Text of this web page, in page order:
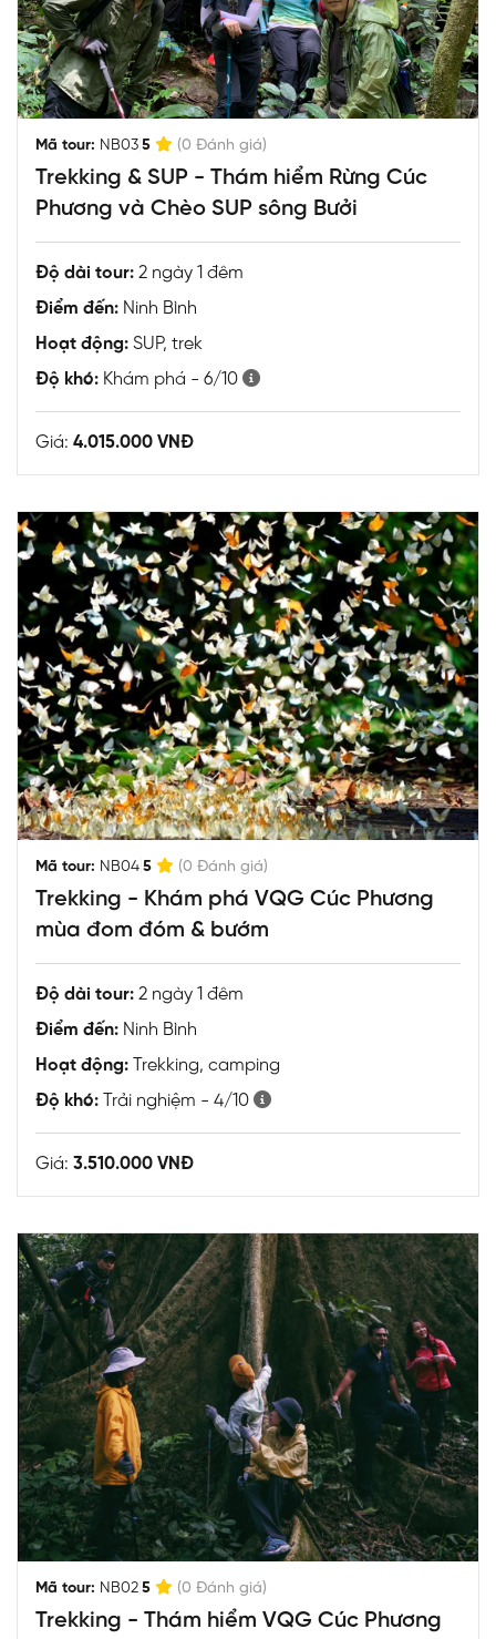
Mã tour: NB03 5 (0 Đánh giá)
Trekking & SUP - Thám hiểm Rừng Cúc
Phương và Chèo SUP sông Bưởi
Độ dài tour: 2 ngày 1 đêm
Điểm đến: Ninh Bình
Hoạt động: SUP, trek
Độ khó: Khám phá - 6/10
Giá: 4.015.000 VNĐ
Mã tour: NB04 5 (0 Đánh giá)
Trekking - Khám phá VQG Cúc Phương
mùa đom đóm & bướm
Độ dài tour: 2 ngày 1 đêm
Điểm đến: Ninh Bình
Hoạt động: Trekking, camping
Độ khó:
Trải nghiệm - 4/10
Giá: 3.510.000 VNĐ
Mã tour: NB02 5 (0 Đánh giá)
Trekking - Thám hiểm VQG Cúc Phương